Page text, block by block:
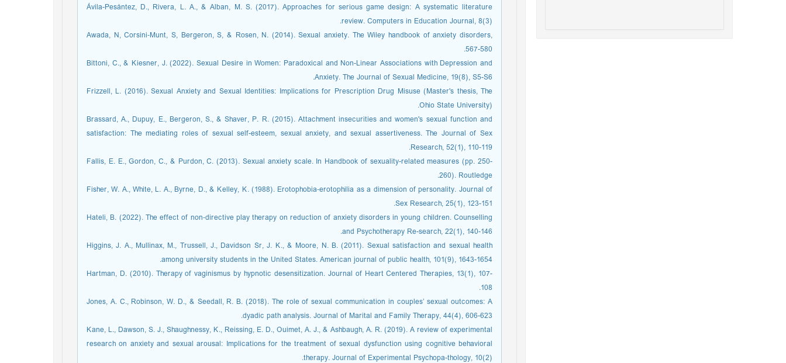
Ávila-Pesántez, D., Rivera, L. A., & Alban, M. S. (2017). Approaches for serious game design: A systematic literature
review. Computers in Education Journal, 8(3).
Awada, N, Corsini‐Munt, S, Bergeron, S, & Rosen, N. (2014). Sexual anxiety. The Wiley handbook of anxiety disorders,
567-580.
Bittoni, C., & Kiesner, J. (2022). Sexual Desire in Women: Paradoxical and Non-Linear Associations with Depression and
Anxiety. The Journal of Sexual Medicine, 19(8), S5-S6.
Frizzell, L. (2016). Sexual Anxiety and Sexual Identities: Implications for Prescription Drug Misuse (Master's thesis, The
Ohio State University).
Brassard, A., Dupuy, E., Bergeron, S., & Shaver, P. R. (2015). Attachment insecurities and women's sexual function and
satisfaction: The mediating roles of sexual self-esteem, sexual anxiety, and sexual assertiveness. The Journal of Sex
Research, 52(1), 110-119.
Fallis, E. E., Gordon, C., & Purdon, C. (2013). Sexual anxiety scale. In Handbook of sexuality-related measures (pp. 250-
260). Routledge.
Fisher, W. A., White, L. A., Byrne, D., & Kelley, K. (1988). Erotophobia‐erotophilia as a dimension of personality. Journal of
Sex Research, 25(1), 123-151.
Hateli, B. (2022). The effect of non‐directive play therapy on reduction of anxiety disorders in young children. Counselling
and Psychotherapy Re-search, 22(1), 140-146.
Higgins, J. A., Mullinax, M., Trussell, J., Davidson Sr, J. K., & Moore, N. B. (2011). Sexual satisfaction and sexual health
among university students in the United States. American journal of public health, 101(9), 1643-1654.
Hartman, D. (2010). Therapy of vaginismus by hypnotic desensitization. Journal of Heart Centered Therapies, 13(1), 107-
108.
Jones, A. C., Robinson, W. D., & Seedall, R. B. (2018). The role of sexual communication in couples’ sexual outcomes: A
dyadic path analysis. Journal of Marital and Family Therapy, 44(4), 606-623.
Kane, L., Dawson, S. J., Shaughnessy, K., Reissing, E. D., Ouimet, A. J., & Ashbaugh, A. R. (2019). A review of experimental
research on anxiety and sexual arousal: Implications for the treatment of sexual dysfunction using cognitive behavioral
therapy. Journal of Experimental Psychopa-thology, 10(2).